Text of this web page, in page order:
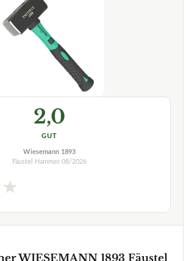
2,0
GUT
Wiesemann 1893
Fäustel Hammer 08/2026
★